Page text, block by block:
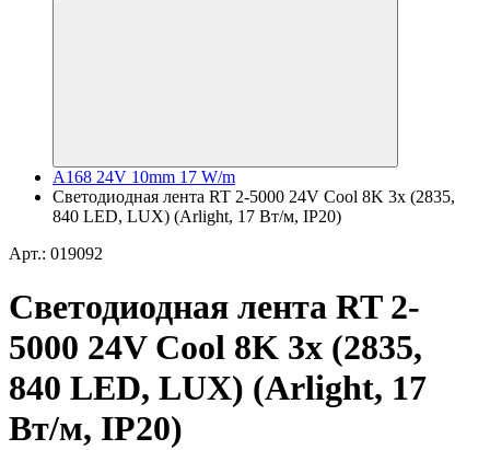
A168 24V 10mm 17 W/m
Светодиодная лента RT 2-5000 24V Cool 8K 3x (2835,
840 LED, LUX) (Arlight, 17 Вт/м, IP20)
Арт.: 019092
Светодиодная лента RT 2-
5000 24V Cool 8K 3x (2835,
840 LED, LUX) (Arlight, 17
Вт/м, IP20)